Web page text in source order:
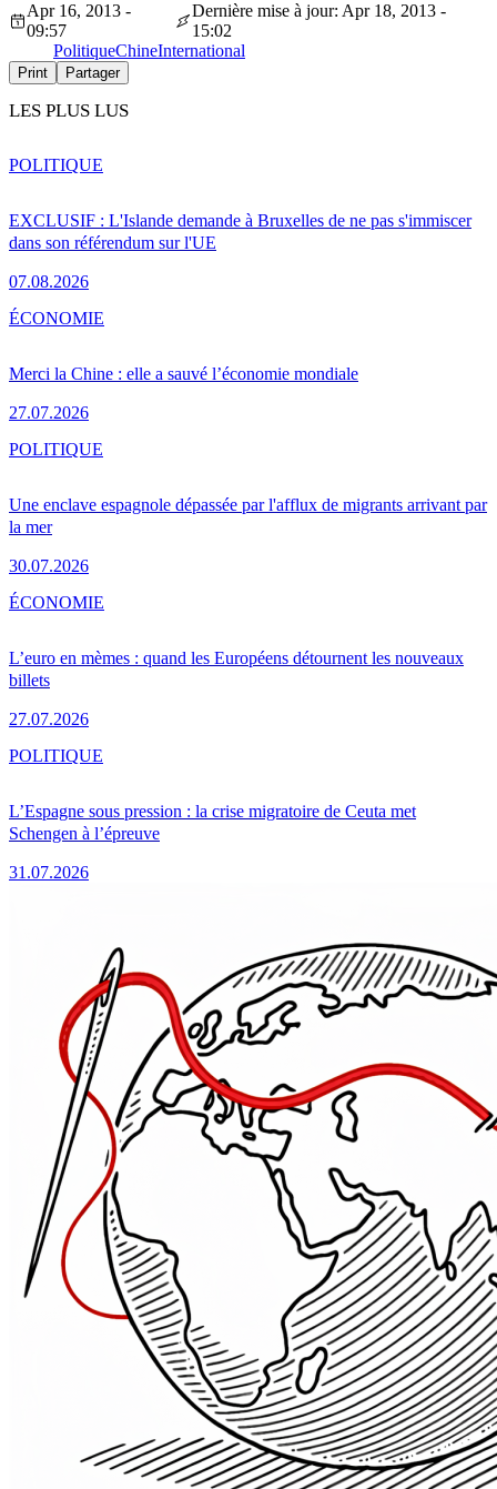
Apr 16, 2013 -
09:57
Dernière mise à jour: Apr 18, 2013 -
15:02
PolitiqueChineInternational
Print Partager
LES PLUS LUS
EXCLUSIF : L'Islande demande à Bruxelles de ne pas s'immiscer
dans son référendum sur l'UE
07.08.2026
POLITIQUE
Merci la Chine : elle a sauvé l’économie mondiale
27.07.2026
ÉCONOMIE
Une enclave espagnole dépassée par l'afflux de migrants arrivant par
la mer
30.07.2026
POLITIQUE
L’euro en mèmes : quand les Européens détournent les nouveaux
billets
27.07.2026
ÉCONOMIE
L’Espagne sous pression : la crise migratoire de Ceuta met
Schengen à l’épreuve
31.07.2026
POLITIQUE